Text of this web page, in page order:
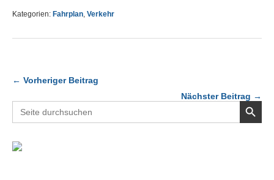
Kategorien: Fahrplan, Verkehr
← Vorheriger Beitrag
Nächster Beitrag →
Search
for:
Search Button